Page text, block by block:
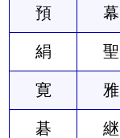
預 幕
絹 聖
寛 雅
碁 継